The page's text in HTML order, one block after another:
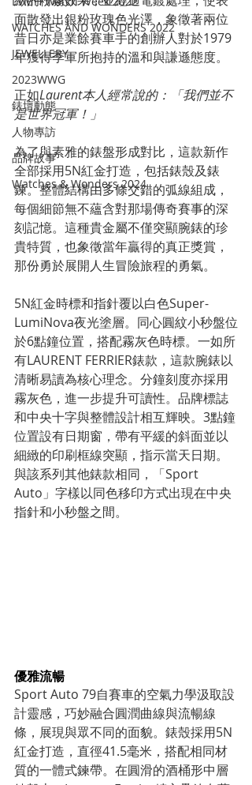
WATCHES AND WONDERS 2022
JEWELLERY
2023WWG
錶壇動態
人物專訪
品牌故事
Watches & Wonders 2024
面散發出銀粉玫瑰色光澤，象徵著兩位
昔日亦是業餘賽車手的創辦人對於1979
年獲得季軍所抱持的溫和與謙遜態度。
正如Laurent本人經常說的：「我們並不
是世界冠軍！」
為了與素雅的錶盤形成對比，這款新作
全部採用5N紅金打造，包括錶殼及錶
鍊。整體結構由多條交錯的弧線組成，
每個細節無不蘊含對那場傳奇賽事的深
刻記憶。這種貴金屬不僅突顯腕錶的珍
貴特質，也象徵當年贏得的真正獎賞，
那份勇於展開人生冒險旅程的勇氣。
5N紅金時標和指針覆以白色Super-
LumiNova夜光塗層。同心圓紋小秒盤位
於6點鐘位置，搭配霧灰色時標。一如所
有LAURENT FERRIER錶款，這款腕錶以
清晰易讀為核心理念。分鐘刻度亦採用
霧灰色，進一步提升可讀性。品牌標誌
和中央十字與整體設計相互輝映。3點鐘
位置設有日期窗，帶有平緩的斜面並以
細緻的印刷框線突顯，指示當天日期。
與該系列其他錶款相同，「Sport
Auto」字樣以同色移印方式出現在中央
指針和小秒盤之間。
優雅流暢
Sport Auto 79自賽車的空氣力學汲取設
計靈感，巧妙融合圓潤曲線與流暢線
條，展現與眾不同的面貌。錶殼採用5N
紅金打造，直徑41.5毫米，搭配相同材
質的一體式鍊帶。在圓滑的酒桶形中層